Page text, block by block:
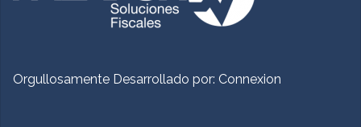
Orgullosamente Desarrollado por: Connexion